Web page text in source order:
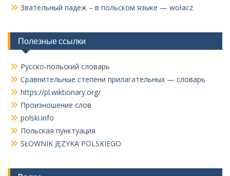
Звательный падеж – в польском языке — wołacz
Полезные ссылки
Русско-польский словарь
Сравнительные степени прилагательных — словарь
https://pl.wiktionary.org/
Произношение слов
polski.info
Польская пунктуация
SŁOWNIK JĘZYKA POLSKIEGO